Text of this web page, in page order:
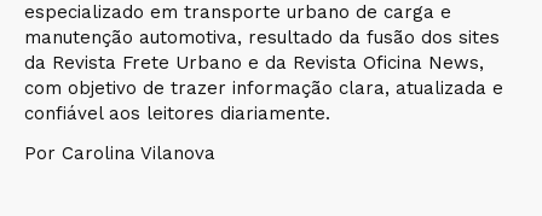
especializado em transporte urbano de carga e
manutenção automotiva, resultado da fusão dos sites
da Revista Frete Urbano e da Revista Oficina News,
com objetivo de trazer informação clara, atualizada e
confiável aos leitores diariamente.
Por Carolina Vilanova